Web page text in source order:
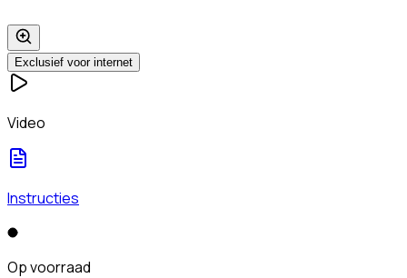
Exclusief voor internet
Video
Instructies
Op voorraad